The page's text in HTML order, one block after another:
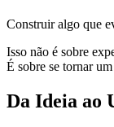
Construir algo que
Isso não é sobre
É sobre se tornar
Da Ideia ao